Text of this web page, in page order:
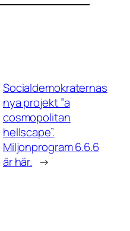
Socialdemokraternas
nya projekt ”a
cosmopolitan
hellscape”.
Miljonprogram 6.6.6
är här. →